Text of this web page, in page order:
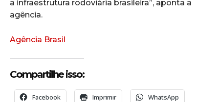
a infraestrutura rodoviária brasileira”, aponta a
agência.
Agência Brasil
Compartilhe isso:
Facebook Imprimir WhatsApp